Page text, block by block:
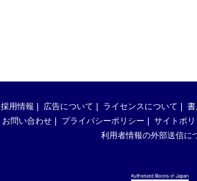
採用情報 広告について ライセンスについて 書
お問い合わせ プライバシーポリシー サイトポリ
利用者情報の外部送信に